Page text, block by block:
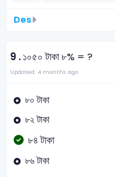
Des
9 .১০৫০ টাকা ৮% = ?
Updated: 4 months ago
৮০ টাকা
৮২ টাকা
৮৪ টাকা
৮৬ টাকা